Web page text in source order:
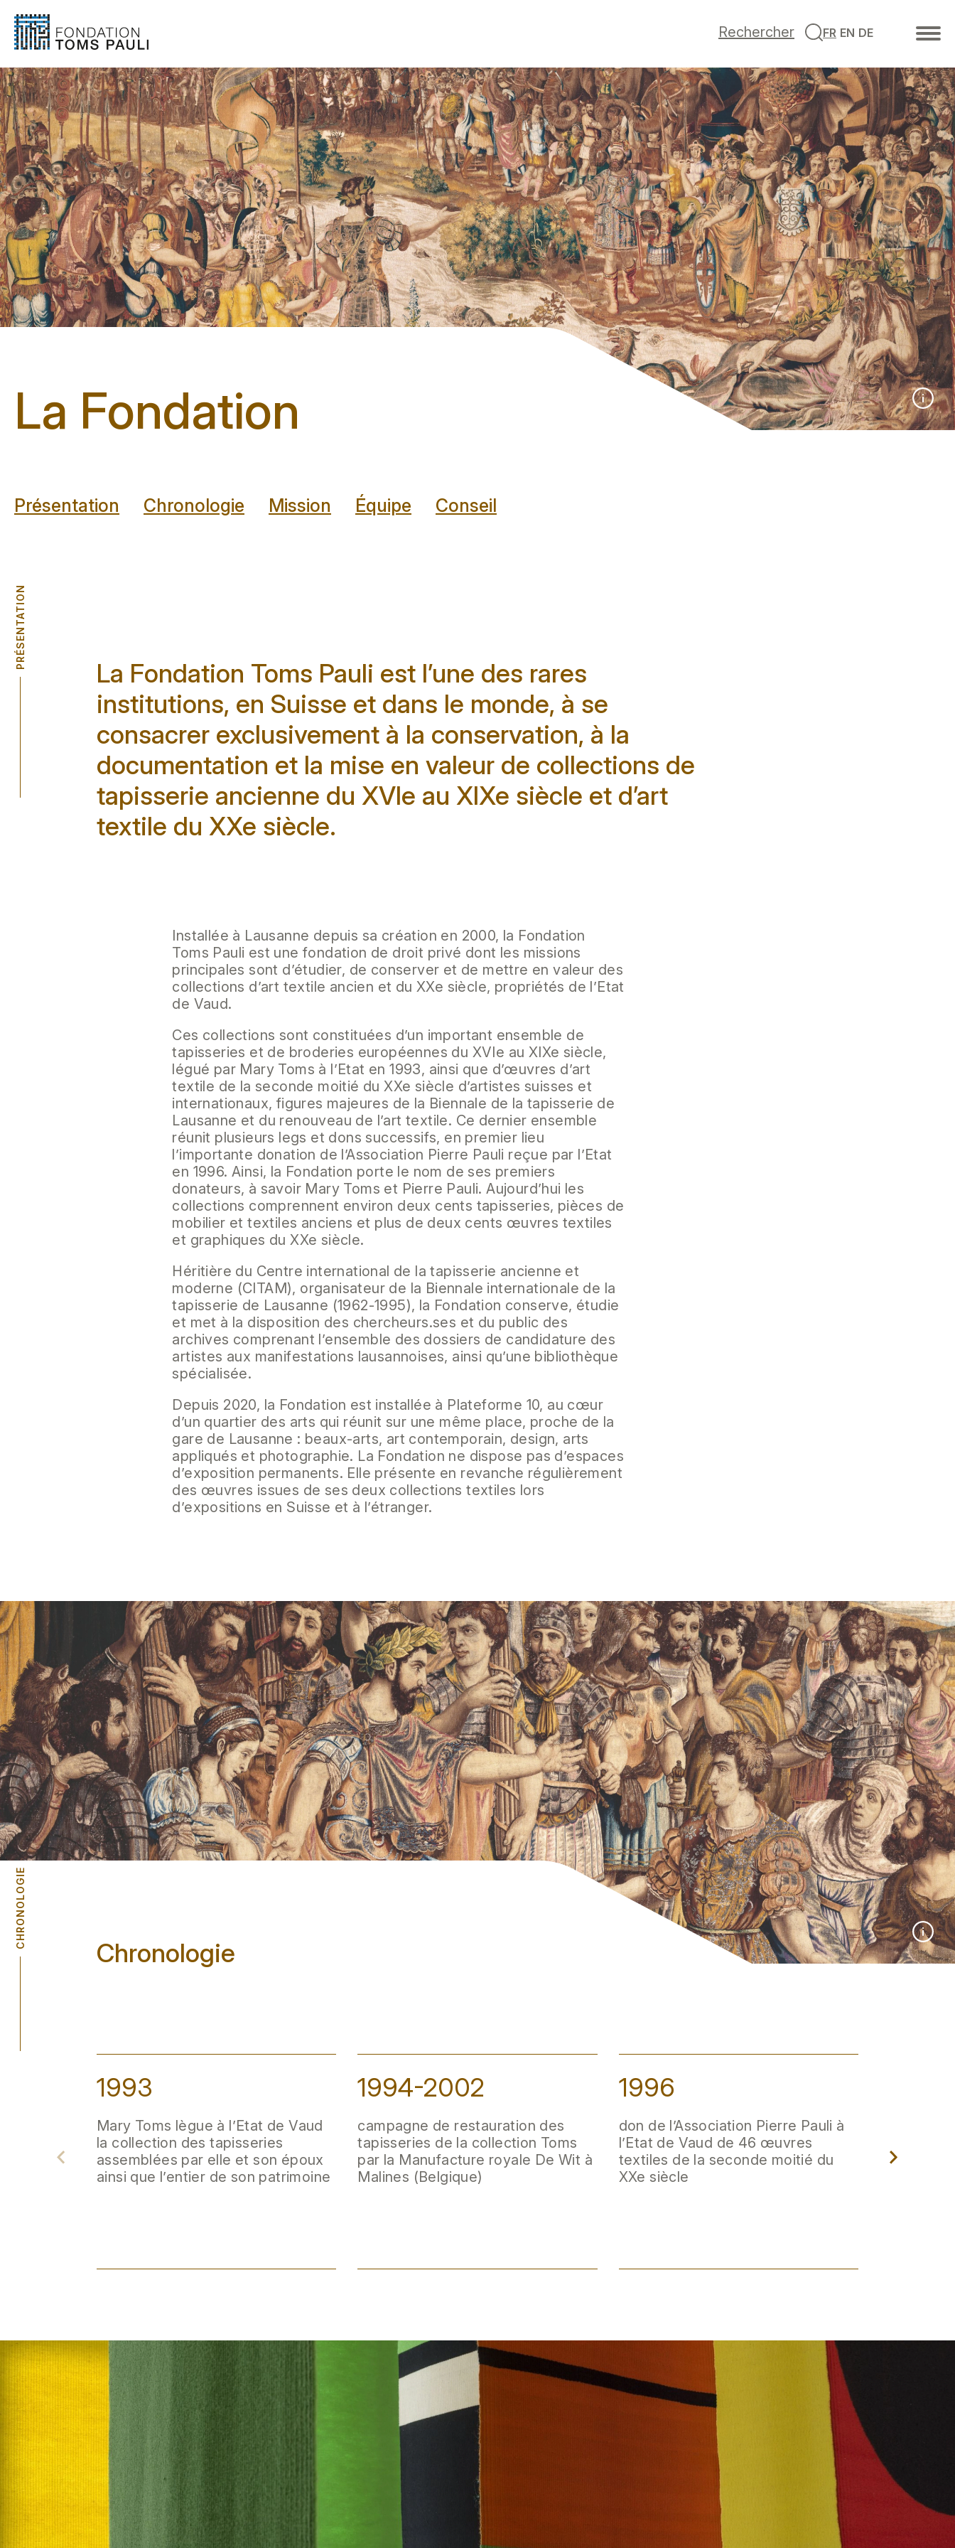
Rechercher FR EN DE
La Fondation
Présentation Chronologie Mission Équipe Conseil
PRÉSENTATION
La Fondation Toms Pauli est l’une des rares
institutions, en Suisse et dans le monde, à se
consacrer exclusivement à la conservation, à la
documentation et la mise en valeur de collections de
tapisserie ancienne du XVIe au XIXe siècle et d’art
textile du XXe siècle.
Installée à Lausanne depuis sa création en 2000, la Fondation
Toms Pauli est une fondation de droit privé dont les missions
principales sont d’étudier, de conserver et de mettre en valeur des
collections d’art textile ancien et du XXe siècle, propriétés de l’Etat
de Vaud.
Ces collections sont constituées d’un important ensemble de
tapisseries et de broderies européennes du XVIe au XIXe siècle,
légué par Mary Toms à l’Etat en 1993, ainsi que d’œuvres d’art
textile de la seconde moitié du XXe siècle d’artistes suisses et
internationaux, figures majeures de la Biennale de la tapisserie de
Lausanne et du renouveau de l’art textile. Ce dernier ensemble
réunit plusieurs legs et dons successifs, en premier lieu
l’importante donation de l’Association Pierre Pauli reçue par l’Etat
en 1996. Ainsi, la Fondation porte le nom de ses premiers
donateurs, à savoir Mary Toms et Pierre Pauli. Aujourd’hui les
collections comprennent environ deux cents tapisseries, pièces de
mobilier et textiles anciens et plus de deux cents œuvres textiles
et graphiques du XXe siècle.
Héritière du Centre international de la tapisserie ancienne et
moderne (CITAM), organisateur de la Biennale internationale de la
tapisserie de Lausanne (1962-1995), la Fondation conserve, étudie
et met à la disposition des chercheurs.ses et du public des
archives comprenant l’ensemble des dossiers de candidature des
artistes aux manifestations lausannoises, ainsi qu’une bibliothèque
spécialisée.
Depuis 2020, la Fondation est installée à Plateforme 10, au cœur
d’un quartier des arts qui réunit sur une même place, proche de la
gare de Lausanne : beaux-arts, art contemporain, design, arts
appliqués et photographie. La Fondation ne dispose pas d’espaces
d’exposition permanents. Elle présente en revanche régulièrement
des œuvres issues de ses deux collections textiles lors
d’expositions en Suisse et à l’étranger.
CHRONOLOGIE
Chronologie
1993
Mary Toms lègue à l’Etat de Vaud
la collection des tapisseries
assemblées par elle et son époux
ainsi que l’entier de son patrimoine
1994-2002
campagne de restauration des
tapisseries de la collection Toms
par la Manufacture royale De Wit à
Malines (Belgique)
1996
don de l’Association Pierre Pauli à
l’Etat de Vaud de 46 œuvres
textiles de la seconde moitié du
XXe siècle